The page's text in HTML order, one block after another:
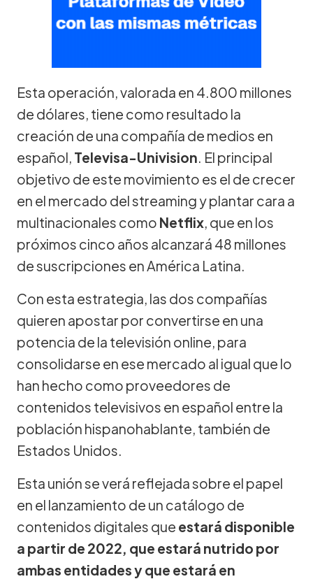
Esta operación, valorada en 4.800 millones
de dólares, tiene como resultado la
creación de una compañía de medios en
español, Televisa-Univision. El principal
objetivo de este movimiento es el de crecer
en el mercado del streaming y plantar cara a
multinacionales como Netflix, que en los
próximos cinco años alcanzará 48 millones
de suscripciones en América Latina.
Con esta estrategia, las dos compañías
quieren apostar por convertirse en una
potencia de la televisión online, para
consolidarse en ese mercado al igual que lo
han hecho como proveedores de
contenidos televisivos en español entre la
población hispanohablante, también de
Estados Unidos.
Esta unión se verá reflejada sobre el papel
en el lanzamiento de un catálogo de
contenidos digitales que estará disponible
a partir de 2022, que estará nutrido por
ambas entidades y que estará en